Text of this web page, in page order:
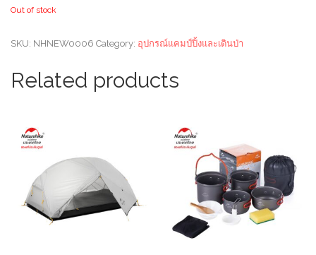
Out of stock
SKU: NHNEW0006 Category: อุปกรณ์แคมป์ปิ้งและเดินป่า
Related products